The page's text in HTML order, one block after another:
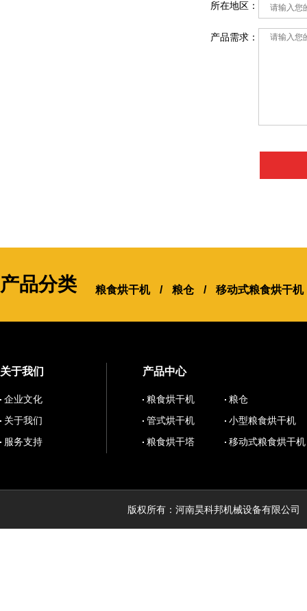
所在地区：
产品需求：
产品分类 粮食烘干机 / 粮仓 / 移动式粮食烘干机
关于我们
企业文化
关于我们
服务支持
产品中心
粮食烘干机
粮仓
管式烘干机
小型粮食烘干机
粮食烘干塔
移动式粮食烘干机
版权所有：河南昊科邦机械设备有限公